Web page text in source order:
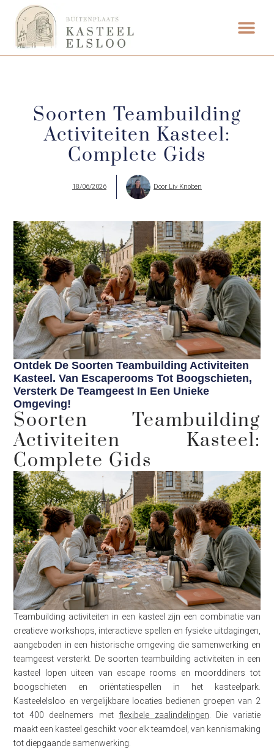
Soorten Teambuilding
Activiteiten Kasteel:
Complete Gids
18/06/2026 Door Liv Knoben
Ontdek De Soorten Teambuilding Activiteiten
Kasteel. Van Escaperooms Tot Boogschieten,
Versterk De Teamgeest In Een Unieke
Omgeving!
Soorten Teambuilding
Activiteiten Kasteel:
Complete Gids
Teambuilding activiteiten in een kasteel zijn een combinatie van
creatieve workshops, interactieve spellen en fysieke uitdagingen,
aangeboden in een historische omgeving die samenwerking en
teamgeest versterkt. De soorten teambuilding activiteiten in een
kasteel lopen uiteen van escape rooms en moorddiners tot
boogschieten en oriëntatiespellen in het kasteelpark.
Kasteelelsloo en vergelijkbare locaties bedienen groepen van 2
tot 400 deelnemers met flexibele zaalindelingen. Die variatie
maakt een kasteel geschikt voor elk teamdoel, van kennismaking
tot diepgaande samenwerking.